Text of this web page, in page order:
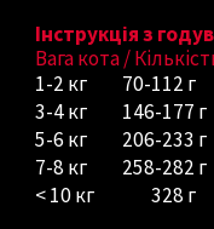
Інструкція з
Вага кота /
1-2 кг
70-112 г
3-4кг
146-177 г
5-6кг
206-233 г
7-8 кг
258-282 г
< 10кг
328 г